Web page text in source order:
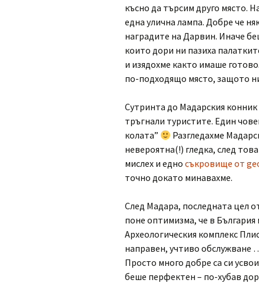
късно да търсим друго място.
една улична лампа. Добре че
наградите на Дарвин. Иначе
които дори ни пазиха
и изядохме както имаше
по-подходящо място, защото
Сутринта до Мадарския
тръгнали туристите. Един
колата”
Разгледахме
невероятна(!) гледка, след
мислех и едно съкровище от
точно докато минавахме.
След Мадара, последната цел
поне оптимизма, че в
Археологическия комплекс
направен, учтиво обслужване
Просто много добре са си
беше перфектен – по-хубав